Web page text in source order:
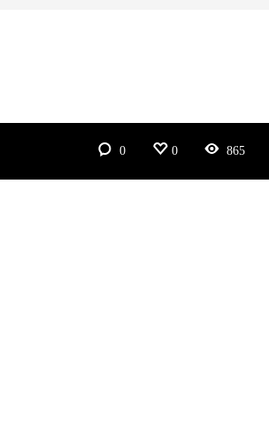
0 0 865